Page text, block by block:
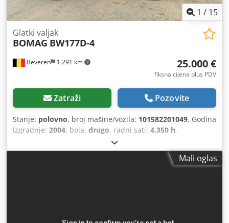
1 / 15
Beveren 1.291 km
Glatki valjak
BOMAG BW177D-4
25.000 €
fiksna cijena plus PDV
Zatraži Pozovite
Stanje: polovno, broj mašine/vozila: 101582201049, Godina
izgradnje: 2004, boja: drugo, radni sati: 4.350 h,
Mali oglas